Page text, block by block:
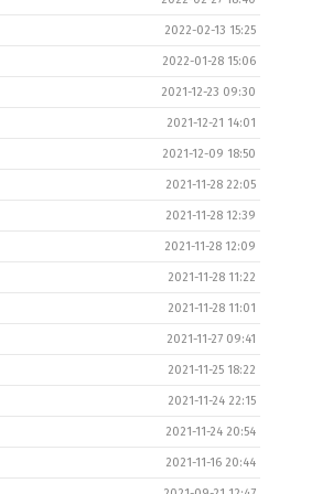
2022-02-13 15:25
2022-01-28 15:06
2021-12-23 09:30
2021-12-21 14:01
2021-12-09 18:50
2021-11-28 22:05
2021-11-28 12:39
2021-11-28 12:09
2021-11-28 11:22
2021-11-28 11:01
2021-11-27 09:41
2021-11-25 18:22
2021-11-24 22:15
2021-11-24 20:54
2021-11-16 20:44